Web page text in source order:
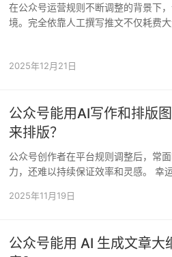
在公众号运营规则不断调整的背景下
境。完全依靠人工撰写推文不仅耗费
2025年12月21日
公众号能用AI写作和排版
来排版？
公众号创作者在平台规则调整后，常
力，还难以持续保证效率和灵感。 幸
2025年11月19日
公众号能用 AI 生成文章大